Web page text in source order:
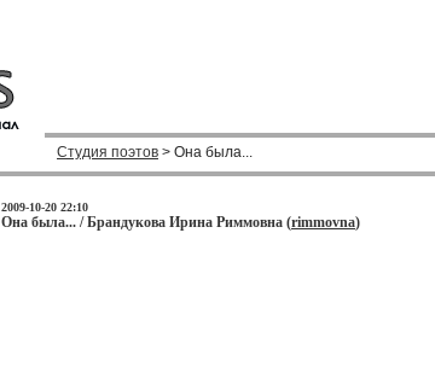
Студия поэтов > Она была...
2009-10-20 22:10
Она была... / Брандукова Ирина Риммовна (rimmovna)